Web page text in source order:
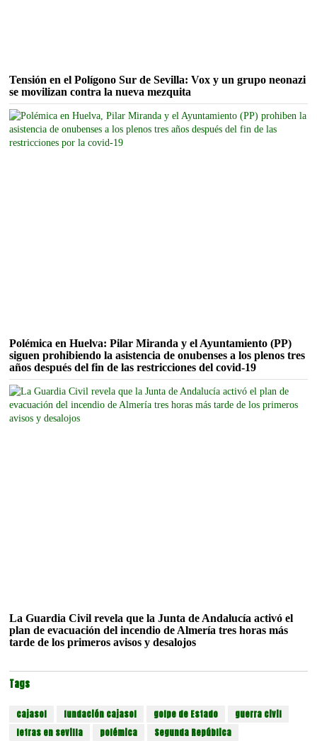
Tensión en el Polígono Sur de Sevilla: Vox y un grupo neonazi
se movilizan contra la nueva mezquita
Polémica en Huelva: Pilar Miranda y el Ayuntamiento (PP)
siguen prohibiendo la asistencia de onubenses a los plenos tres
años después del fin de las restricciones del covid-19
La Guardia Civil revela que la Junta de Andalucía activó el
plan de evacuación del incendio de Almería tres horas más
tarde de los primeros avisos y desalojos
Tags
cajasol fundación cajasol golpe de Estado
guerra civil
letras en sevilla
polémica Segunda República